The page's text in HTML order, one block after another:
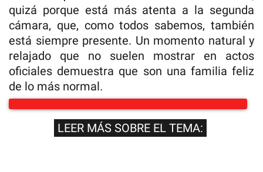
quizá porque está más atenta a la segunda
cámara, que, como todos sabemos, también
está siempre presente. Un momento natural y
relajado que no suelen mostrar en actos
oficiales demuestra que son una familia feliz
de lo más normal.
LEER MÁS SOBRE EL TEMA: